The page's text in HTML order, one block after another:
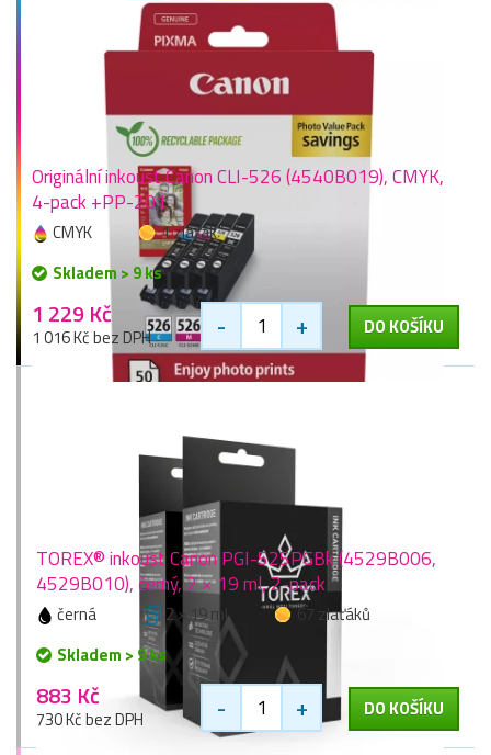
Originální inkoust Canon CLI-526 (4540B019), CMYK,
4-pack +PP-201
CMYK
1 zlaťák
Skladem > 9 ks
1 229 Kč
1 016 Kč bez DPH - + DO KOŠÍKU
TOREX® inkoust Canon PGI-525PGBk (4529B006,
4529B010), černý, 2 × 19 ml, 2-pack
černá 2 × 19 ml
67 zlaťáků
Skladem > 9 ks
883 Kč
730 Kč bez DPH - + DO KOŠÍKU